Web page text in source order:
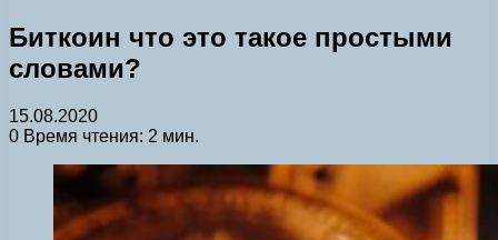
Биткоин что это такое простыми
словами?
15.08.2020
0 Время чтения: 2 мин.